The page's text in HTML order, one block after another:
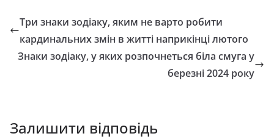
e
b
o
o
d
o
l л
и
т
Три знаки зодіаку, яким не варто робити
кардинальних змін в житті наприкінці лютого
Знаки зодіаку, у яких розпочнеться біла смуга у
березні 2024 року
Залишити відповідь